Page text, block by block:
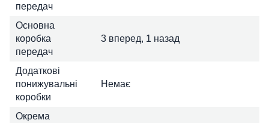
передач
Основна
коробка
передач
3 вперед, 1 назад
Додаткові
понижувальні
коробки
Немає
Окрема